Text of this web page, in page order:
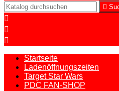




Startseite
Ladenöffnungszeiten
Target Star Wars
PDC FAN-SHOP